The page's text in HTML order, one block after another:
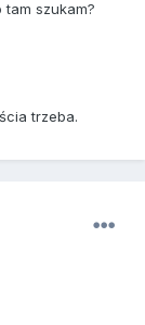
tam szukam?
trzeba.